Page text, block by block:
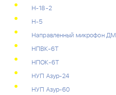
Н-18-2
Н-5
Направленный микрофон ДМ
НПВК-6Т
НПОК-6Т
НУП Азур-24
НУП Азур-60